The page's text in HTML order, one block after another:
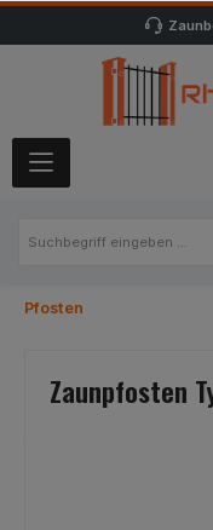
Pfosten
Zaunpfosten